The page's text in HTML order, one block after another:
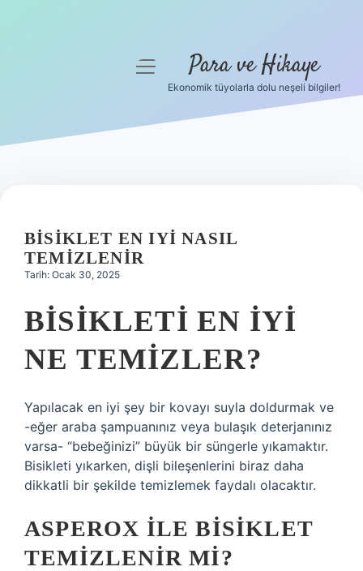
Hakkımızda
menüyü
Para ve Hikaye
Ekonomik tüyolarla dolu neşeli bilgiler!
BISIKLET EN IYI NASIL
TEMIZLENIR
Tarih: Ocak 30, 2025
BISIKLETI EN IYI
NE TEMIZLER?
Yapılacak en iyi şey bir kovayı suyla doldurmak ve
-eğer araba şampuanınız veya bulaşık deterjanınız
varsa- “bebeğinizi” büyük bir süngerle yıkamaktır.
Bisikleti yıkarken, dişli bileşenlerini biraz daha
dikkatli bir şekilde temizlemek faydalı olacaktır.
ASPEROX ILE BISIKLET
TEMIZLENIR MI?